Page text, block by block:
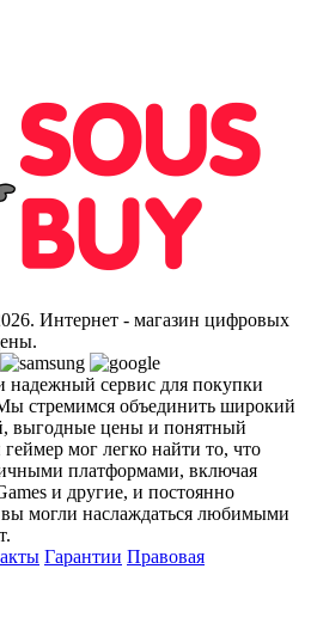
Интернет - магазин цифровых
сервис для покупки
стремимся объединить широкий
выгодные цены и понятный
мог легко найти то, что
платформами, включая
и другие, и постоянно
вы могли наслаждаться любимыми
Гарантии Правовая